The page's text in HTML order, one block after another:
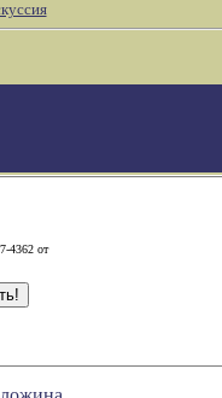
4362 от